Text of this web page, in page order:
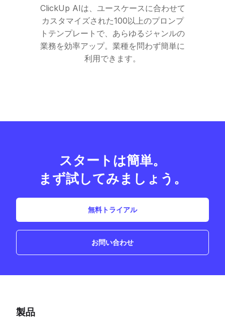
ClickUp AIは、ユースケースに合わせて
カスタマイズされた100以上のプロンプ
トテンプレートで、あらゆるジャンルの
業務を効率アップ。業種を問わず簡単に
利用できます。
スタートは簡単。
まず試してみましょう。
無料トライアル
お問い合わせ
製品